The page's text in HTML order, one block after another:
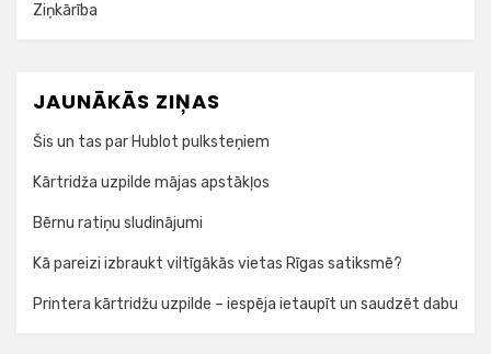
Ziņkārība
JAUNĀKĀS ZIŅAS
Šis un tas par Hublot pulksteņiem
Kārtridža uzpilde mājas apstākļos
Bērnu ratiņu sludinājumi
Kā pareizi izbraukt viltīgākās vietas Rīgas satiksmē?
Printera kārtridžu uzpilde – iespēja ietaupīt un saudzēt dabu